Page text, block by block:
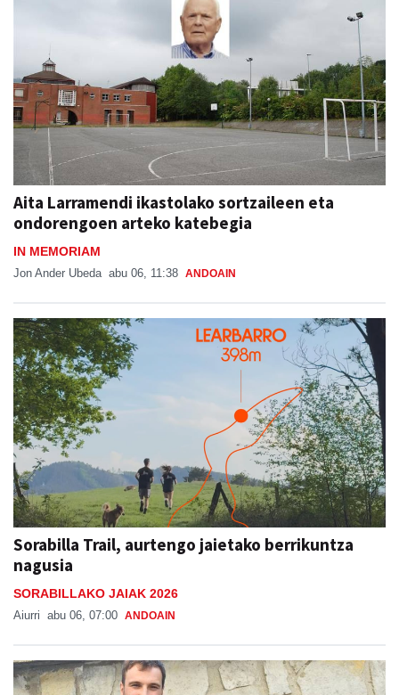
Aita Larramendi ikastolako sortzaileen eta
ondorengoen arteko katebegia
IN MEMORIAM
Jon Ander Ubeda abu 06, 11:38 ANDOAIN
Sorabilla Trail, aurtengo jaietako berrikuntza
nagusia
SORABILLAKO JAIAK 2026
Aiurri abu 06, 07:00 ANDOAIN